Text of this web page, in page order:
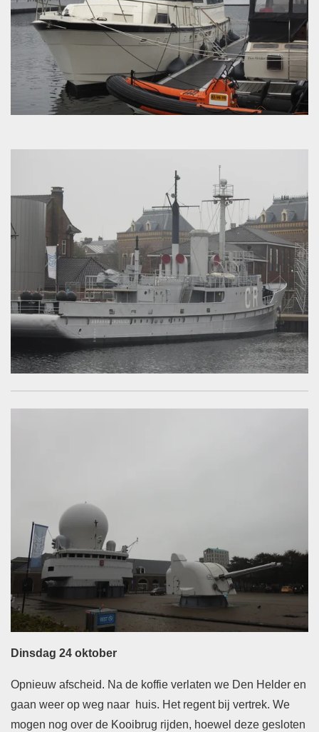
Dinsdag 24 oktober
Opnieuw afscheid. Na de koffie verlaten we Den Helder en
gaan weer op weg naar huis. Het regent bij vertrek. We
mogen nog over de Kooibrug rijden, hoewel deze gesloten